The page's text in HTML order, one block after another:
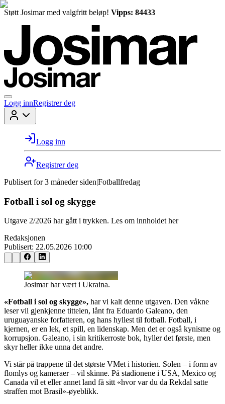
Støtt Josimar med valgfritt beløp! Vipps: 84433
Logg innRegistrer deg
Logg inn
Registrer deg
Publisert for 3 måneder siden|Fotballfredag
Fotball i sol og skygge
Utgave 2/2026 har gått i trykken. Les om innholdet her
Redaksjonen
Publisert: 22.05.2026 10:00
Josimar har vært i Ukraina.
«Fotball i sol og skygge», har vi kalt denne utgaven. Den våkne
leser vil gjenkjenne tittelen, lånt fra Eduardo Galeano, den
uruguayanske forfatteren, og hans hyllest til fotball. Fotball, i
kjernen, er en lek, et spill, en lidenskap. Men det er også kynisme og
korrupsjon. Galeano, i sin kritikerroste bok, hyller det første, men
skyr heller ikke unna det andre.
Vi står på trappene til det største VMet i historien. Solen – i form av
flomlys og kameraer – vil skinne. På stadionene i USA, Mexico og
Canada vil et eller annet land få sitt «hvor var du da Rekdal satte
straffen mot Brasil»-øyeblikk.